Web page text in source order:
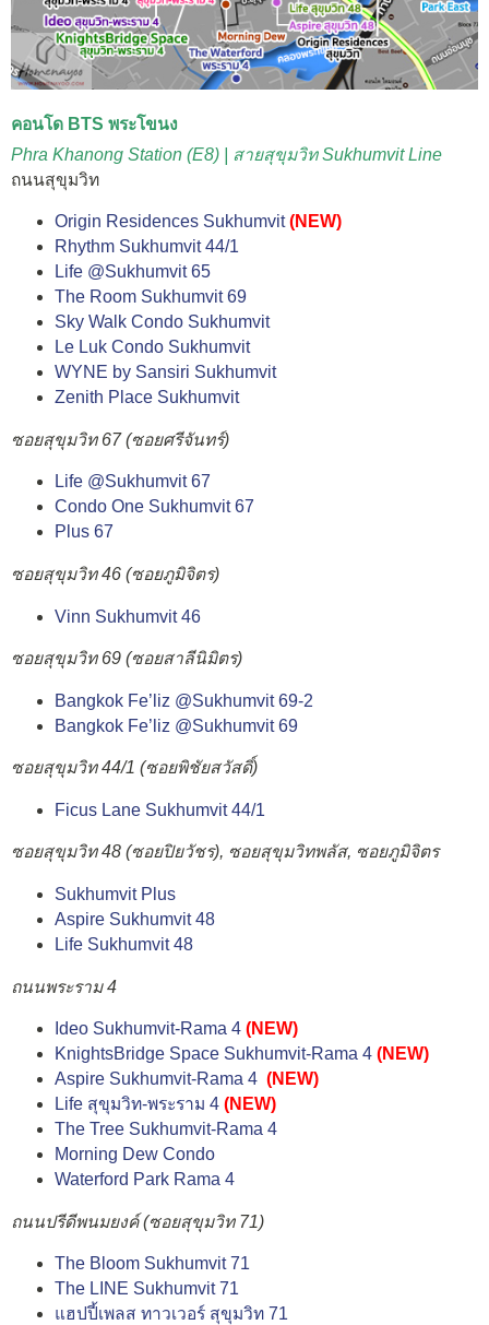
คอนโด BTS พระโขนง
Phra Khanong Station (E8) | สายสุขุมวิท Sukhumvit Line
ถนนสุขุมวิท
Origin Residences Sukhumvit (NEW)
Rhythm Sukhumvit 44/1
Life @Sukhumvit 65
The Room Sukhumvit 69
Sky Walk Condo Sukhumvit
Le Luk Condo Sukhumvit
WYNE by Sansiri Sukhumvit
Zenith Place Sukhumvit
ซอยสุขุมวิท 67 (ซอยศรีจันทร์)
Life @Sukhumvit 67
Condo One Sukhumvit 67
Plus 67
ซอยสุขุมวิท 46 (ซอยภูมิจิตร)
Vinn Sukhumvit 46
ซอยสุขุมวิท 69 (ซอยสาลีนิมิตร)
Bangkok Fe’liz @Sukhumvit 69-2
Bangkok Fe’liz @Sukhumvit 69
ซอยสุขุมวิท 44/1 (ซอยพิชัยสวัสดิ์)
Ficus Lane Sukhumvit 44/1
ซอยสุขุมวิท 48 (ซอยปิยวัชร), ซอยสุขุมวิทพลัส, ซอยภูมิจิตร
Sukhumvit Plus
Aspire Sukhumvit 48
Life Sukhumvit 48
ถนนพระราม 4
Ideo Sukhumvit-Rama 4 (NEW)
KnightsBridge Space Sukhumvit-Rama 4 (NEW)
Aspire Sukhumvit-Rama 4 (NEW)
Life สุขุมวิท-พระราม 4 (NEW)
The Tree Sukhumvit-Rama 4
Morning Dew Condo
Waterford Park Rama 4
ถนนปรีดีพนมยงค์ (ซอยสุขุมวิท 71)
The Bloom Sukhumvit 71
The LINE Sukhumvit 71
แฮปปี้เพลส ทาวเวอร์ สุขุมวิท 71